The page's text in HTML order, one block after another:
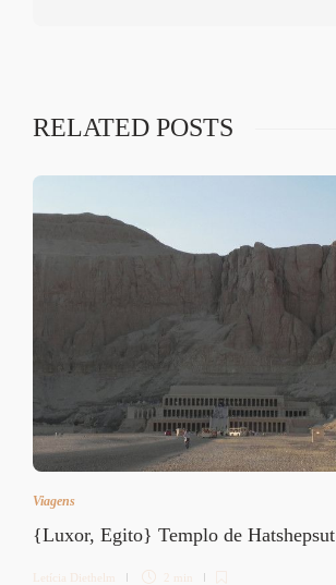
RELATED POSTS
Viagens
{Luxor, Egito} Templo de Hatshepsut
Letícia Diethelm 2 min